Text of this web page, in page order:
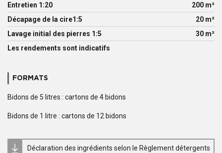
Entretien 1:20
200 m²
Décapage de la cire1:5
20 m²
Lavage initial des pierres 1:5
30 m²
Les rendements sont indicatifs
FORMATS
Bidons de 5 litres : cartons de 4 bidons
Bidons de 1 litre : cartons de 12 bidons
Déclaration des ingrédients selon le Règlement détergents